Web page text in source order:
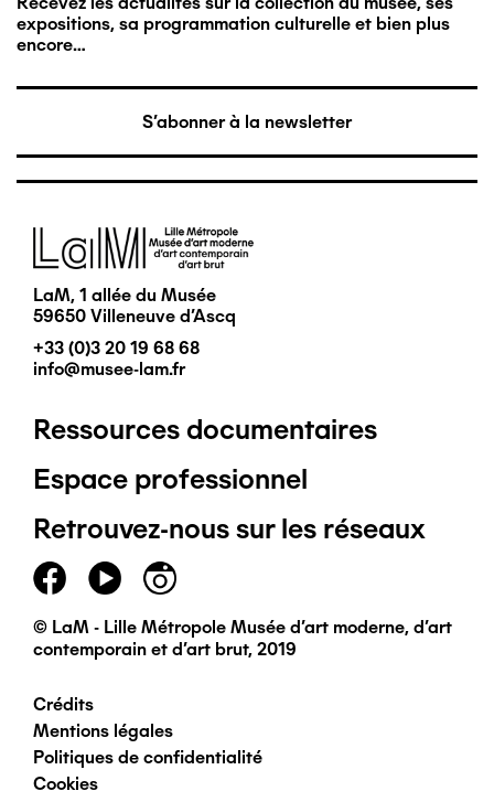
expositions, sa programmation culturelle et bien plus
encore…
S'abonner à la newsletter
Image
LaM, 1 allée du Musée
59650 Villeneuve d'Ascq
+33 (0)3 20 19 68 68
info@musee-lam.fr
Pied
de
page
principal
Ressources documentaires
Espace professionnel
Retrouvez-nous sur les réseaux
© LaM - Lille Métropole Musée d'art moderne, d'art
contemporain et d'art brut, 2019
Pied
de
Crédits
Mentions légales
Politiques de confidentialité
Cookies